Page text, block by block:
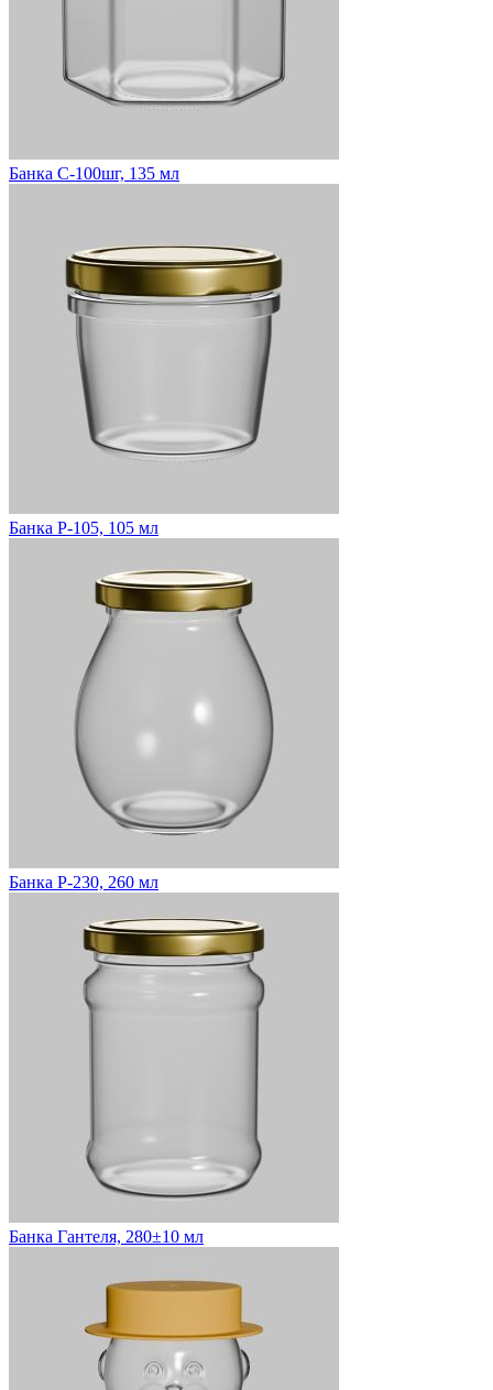
Банка С-100шг, 135 мл
Банка Р-105, 105 мл
Банка Р-230, 260 мл
Банка Гантеля, 280±10 мл